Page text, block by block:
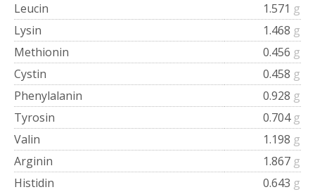
Leucin
1.571 g
Lysin
1.468 g
Methionin
0.456 g
Cystin
0.458 g
Phenylalanin
0.928 g
Tyrosin
0.704 g
Valin
1.198 g
Arginin
1.867 g
Histidin
0.643 g